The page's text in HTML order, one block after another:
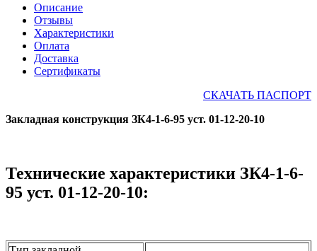
Описание
Отзывы
Характеристики
Оплата
Доставка
Сертификаты
СКАЧАТЬ ПАСПОРТ
Закладная конструкция ЗК4-1-6-95 уст. 01-12-20-10
Технические характеристики ЗК4-1-6-
95 уст. 01-12-20-10: